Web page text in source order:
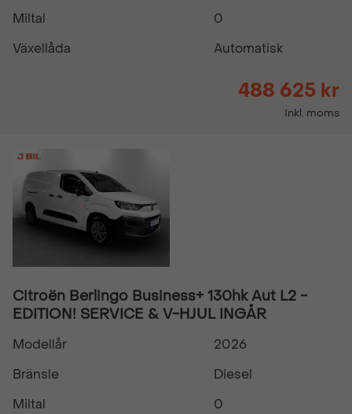
Miltal
0
Växellåda
Automatisk
488 625 kr
Inkl. moms
Citroën Berlingo Business+ 130hk Aut L2 -
EDITION! SERVICE & V-HJUL INGÅR
Modellår
2026
Bränsle
Diesel
Miltal
0